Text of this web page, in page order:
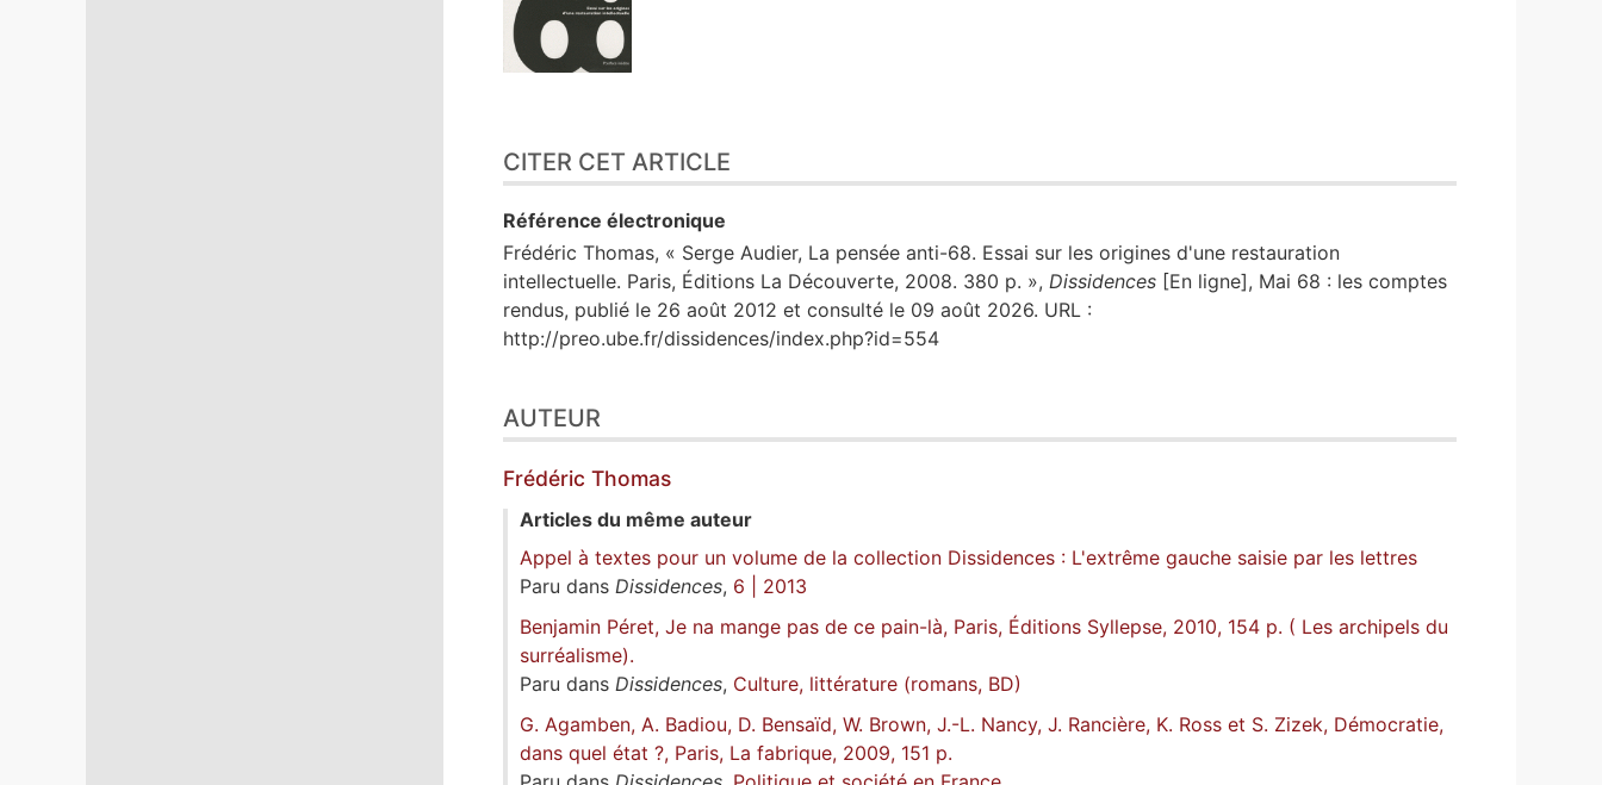
CITER CET ARTICLE
Référence électronique
Frédéric Thomas, « Serge Audier, La pensée anti-68. Essai sur les origines d'une restauration
intellectuelle. Paris, Éditions La Découverte, 2008. 380 p. », Dissidences [En ligne], Mai 68 : les comptes
rendus, publié le 26 août 2012 et consulté le 09 août 2026. URL :
http://preo.ube.fr/dissidences/index.php?id=554
AUTEUR
Frédéric Thomas
Articles du même auteur
Appel à textes pour un volume de la collection Dissidences : L'extrême gauche saisie par les lettres
Paru dans Dissidences, 6 | 2013
Benjamin Péret, Je na mange pas de ce pain-là, Paris, Éditions Syllepse, 2010, 154 p. ( Les archipels du
surréalisme).
Paru dans Dissidences, Culture, littérature (romans, BD)
G. Agamben, A. Badiou, D. Bensaïd, W. Brown, J.-L. Nancy, J. Rancière, K. Ross et S. Zizek, Démocratie,
dans quel état ?, Paris, La fabrique, 2009, 151 p.